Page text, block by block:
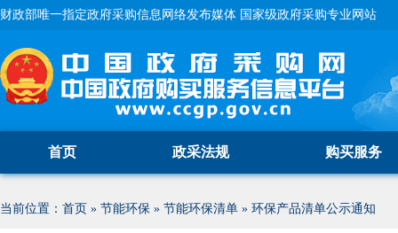
财政部唯一指定政府采购信息网络发布媒体 国家级政府采购专业网站
首页 政采法规 购买服务
当前位置： 首页 » 节能环保 » 节能环保清单 » 环保产品清单公示通知